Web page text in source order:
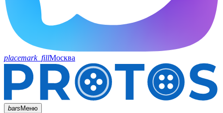
placemark_fillМосква
barsМеню